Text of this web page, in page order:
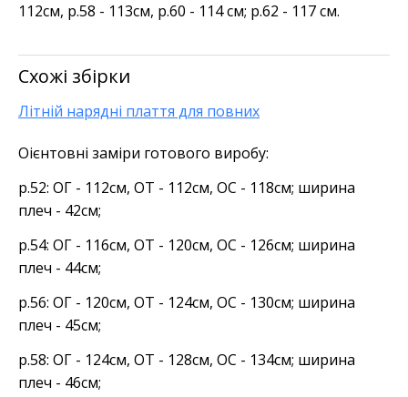
112см, р.58 - 113см, р.60 - 114 см; р.62 - 117 см.
Схожі збірки
Літній нарядні плаття для повних
Оієнтовні заміри готового виробу:
р.52: ОГ - 112см, ОТ - 112см, ОС - 118см; ширина
плеч - 42см;
р.54: ОГ - 116см, ОТ - 120см, ОС - 126см; ширина
плеч - 44см;
р.56: ОГ - 120см, ОТ - 124см, ОС - 130см; ширина
плеч - 45см;
р.58: ОГ - 124см, ОТ - 128см, ОС - 134см; ширина
плеч - 46см;